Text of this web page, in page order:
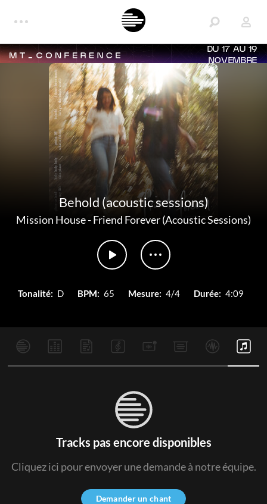
DU 17 AU 19
NOVEMBRE
Behold (acoustic sessions)
Mission House-Friend Forever (Acoustic Sessions)
Tonalité: D BPM: 65 Mesure: 4/4 Durée: 4:09
Tracks pas encore disponibles
Cliquez ici pour envoyer une demande à notre équipe.
Demander un chant